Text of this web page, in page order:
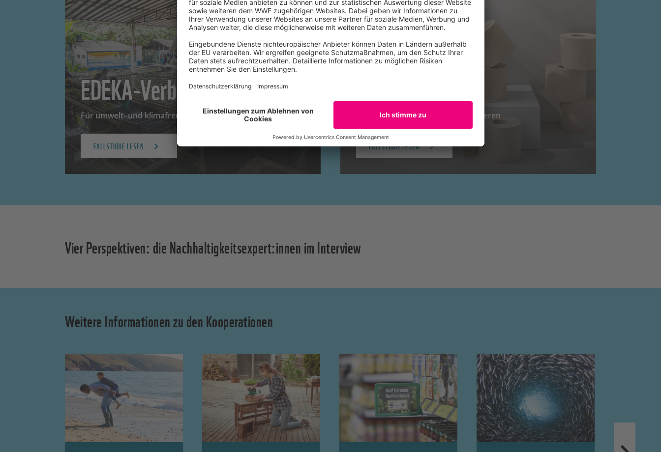
EDEKA-Verbund
Für umwelt- und klimafreundlicheres Einkaufen
FALLSTUDIE LESEN
Für einen Wandel bei Hygienepapieren
FALLSTUDIE LESEN
Vier Perspektiven: die Nachhaltigkeitsexpert:innen im Interview​
Weitere Informationen zu den Kooperationen ​